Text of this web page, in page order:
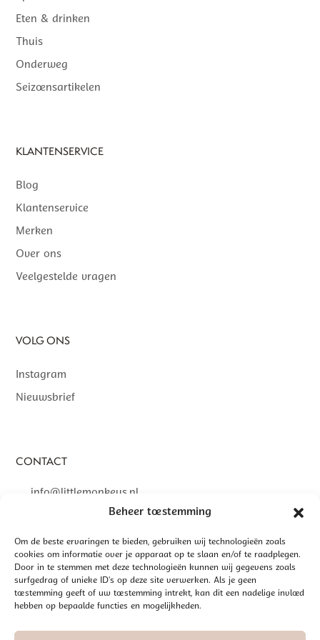
Beheer toestemming
Om de beste ervaringen te bieden, gebruiken wij technologieën zoals
cookies om informatie over je apparaat op te slaan en/of te raadplegen.
Door in te stemmen met deze technologieën kunnen wij gegevens zoals
surfgedrag of unieke ID's op deze site verwerken. Als je geen
toestemming geeft of uw toestemming intrekt, kan dit een nadelige invloed
hebben op bepaalde functies en mogelijkheden.
Eten & drinken
Thuis
Onderweg
Seizoensartikelen
KLANTENSERVICE
Blog
Klantenservice
Merken
Over ons
Veelgestelde vragen
VOLG ONS
Instagram
Nieuwsbrief
CONTACT
info@littlemonkeys.nl
©2026 LITTLE MONKEYS | GEREALISEERD DOORINTERLY
ALGEMENE VOORWAARDEN